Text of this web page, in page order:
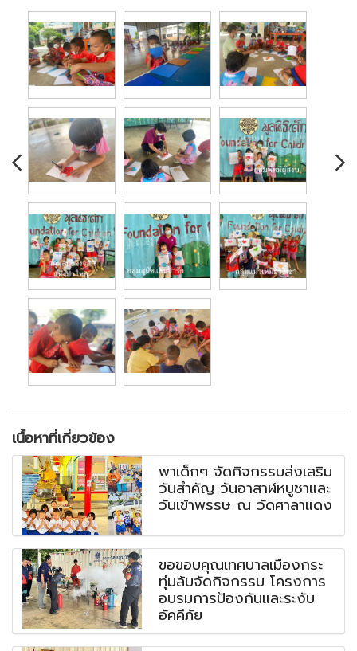
เนื้อหาที่เกี่ยวข้อง
พาเด็กๆ จัดกิจกรรมส่งเสริม
วันสำคัญ วันอาสาฬหบูชาและ
วันเข้าพรรษ ณ วัดศาลาแดง
ขอขอบคุณเทศบาลเมืองกระ
ทุ่มล้มจัดกิจกรรม โครงการ
อบรมการป้องกันและระงับ
อัคคีภัย